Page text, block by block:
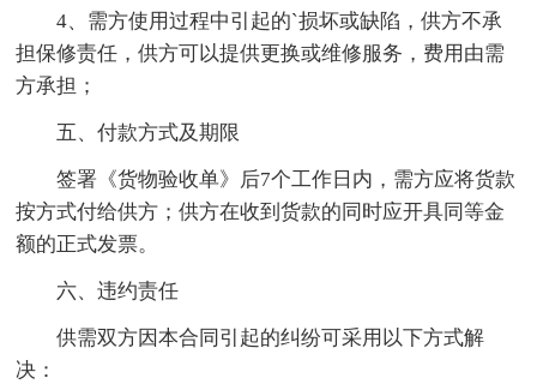
4、需方使用过程中引起的`损坏或缺陷，供方不承
担保修责任，供方可以提供更换或维修服务，费用由需
方承担；
五、付款方式及期限
签署《货物验收单》后7个工作日内，需方应将货款
按方式付给供方；供方在收到货款的同时应开具同等金
额的正式发票。
六、违约责任
供需双方因本合同引起的纠纷可采用以下方式解
决：